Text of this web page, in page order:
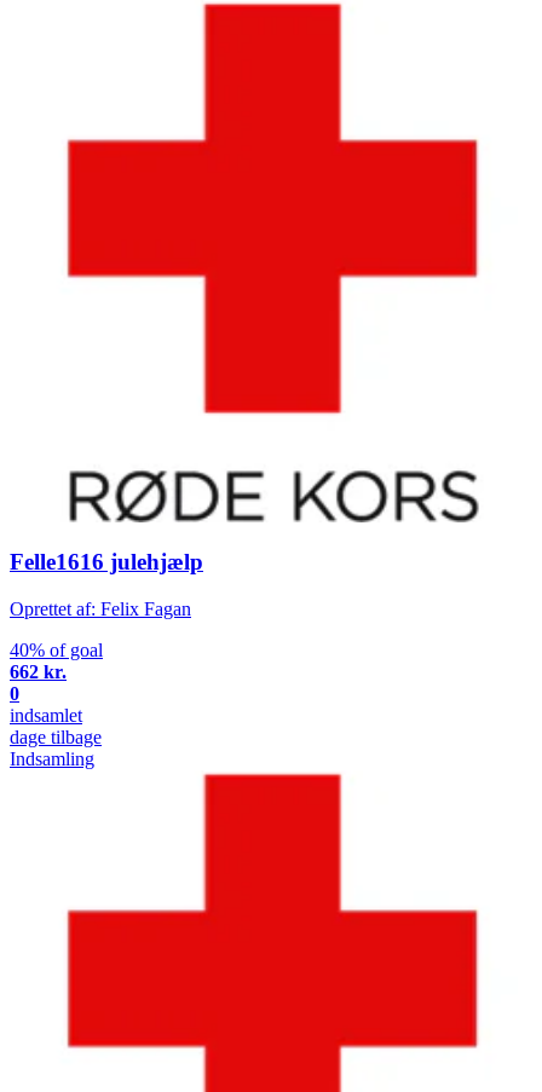
Felle1616 julehjælp
Oprettet af: Felix Fagan
40% of goal
662 kr.
0
indsamlet
dage tilbage
Indsamling